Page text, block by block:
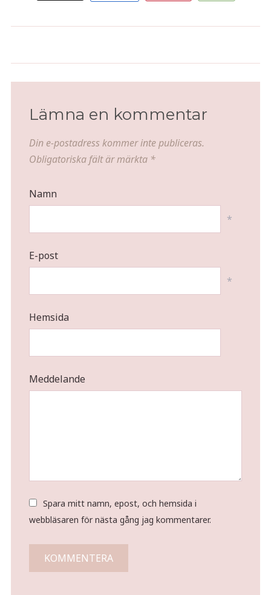
midsommarpresenter
Lämna en kommentar
Din e-postadress kommer inte publiceras.
Obligatoriska fält är märkta *
Namn
*
E-post
*
Hemsida
Meddelande
Spara mitt namn, epost, och hemsida i
webbläsaren för nästa gång jag kommentarer.